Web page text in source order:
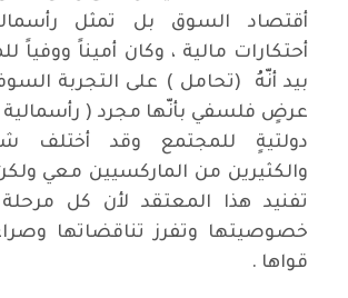
أقتصاد السوق بل تمثل
أحتكارات مالية ، وكان أميناً ووفياً
بيد أنّهُ (تحامل ) على التجربة
عرضٍ فلسفي بأنّها مجرد ( رأسمالية
دولتيةٍ للمجتمع وقد أختلف
والكثيرين من الماركسيين معي
تفنيد هذا المعتقد لأن كل مرحلة
خصوصيتها وتفرز تناقضاتها
قواها .